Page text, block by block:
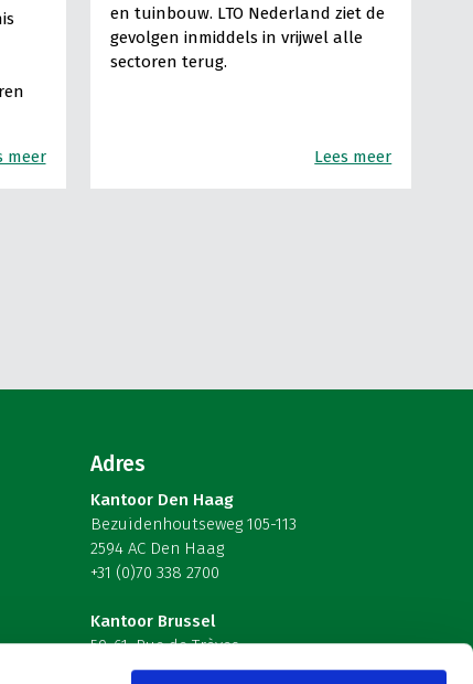
meer
en tuinbouw. LTO Nederland ziet de
gevolgen inmiddels in vrijwel alle
sectoren terug.
Lees meer
Adres
Kantoor Den Haag
Bezuidenhoutseweg 105-113
2594 AC Den Haag
+31 (0)70 338 2700
Kantoor Brussel
59-61, Rue de Trèves
B-1040 Brussel – België